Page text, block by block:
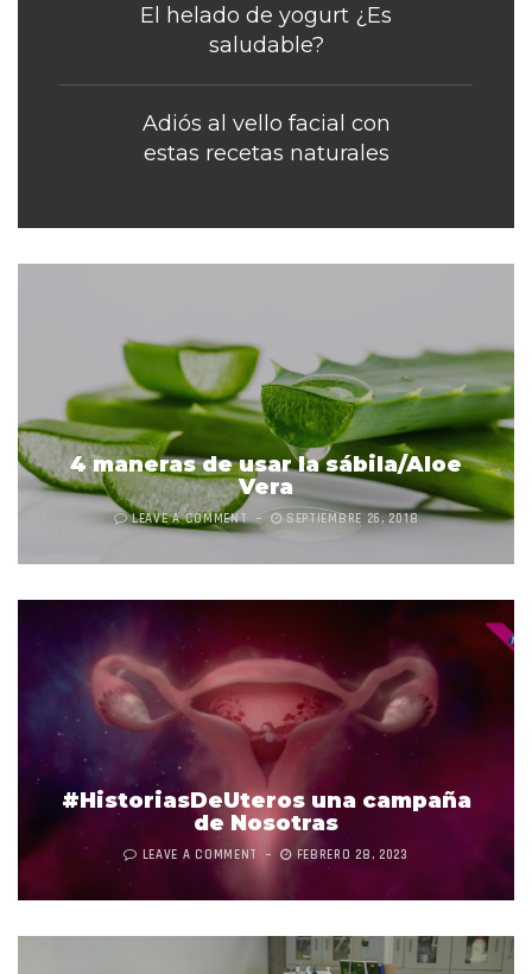
El helado de yogurt ¿Es
saludable?
Adiós al vello facial con
estas recetas naturales
4 maneras de usar la sábila/Aloe
Vera
LEAVE A COMMENT SEPTIEMBRE 26, 2018
#HistoriasDeUteros una campaña
de Nosotras
LEAVE A COMMENT FEBRERO 28, 2023